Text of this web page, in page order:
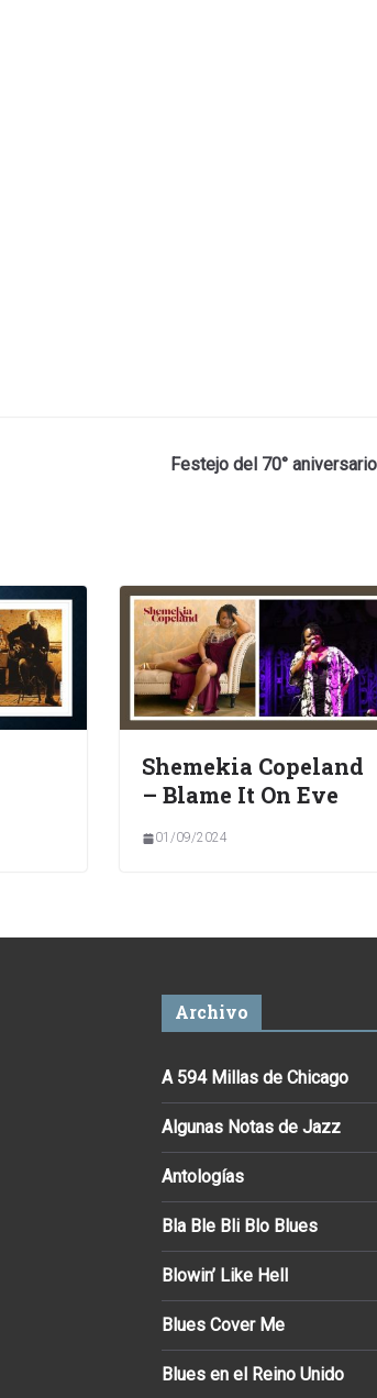
Festejo del 70° aniversario
Shemekia Copeland
– Blame It On Eve
01/09/2024
Archivo
A 594 Millas de Chicago
Algunas Notas de Jazz
Antologías
Bla Ble Bli Blo Blues
Blowin’ Like Hell
Blues Cover Me
Blues en el Reino Unido